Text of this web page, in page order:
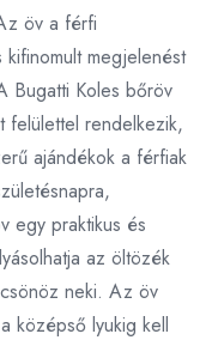
öv a férfi
megjelenést
Bugatti Koles bőröv
felülettel rendelkezik,
ajándékok a férfiak
egy praktikus és
az öltözék
neki. Az öv
középső lyukig kell